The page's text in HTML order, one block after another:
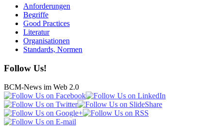
Anforderungen
Begriffe
Good Practices
Literatur
Organisationen
Standards, Normen
Follow Us!
BCM-News im Web 2.0